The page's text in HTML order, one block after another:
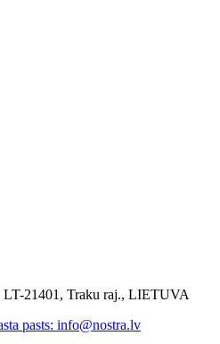
LT-21401, Traku raj., LIETUVA
pasts: info@nostra.lv